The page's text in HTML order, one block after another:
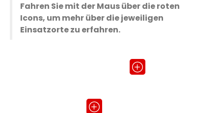
Fahren Sie mit der Maus über die roten
Icons, um mehr über die jeweiligen
Einsatzorte zu erfahren.